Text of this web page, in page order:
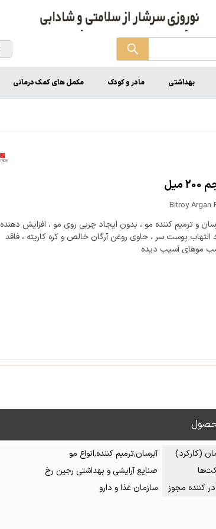
بهداشتی مادر و کودک مکمل های کمک درمانی
Bitroy Argan
و ترمیم کننده مو ، بدون ایجاد چربی روی مو ، افزایش دهنده
پوست سر ، حاوی روغن آرگان خالص و کره کاریته ، فاقد
موهای آسیب دیده
(کارکرد)
آبرسان,ترمیم کننده,انواع مو
صنایع آرایشی و بهداشتی رجین رخ
کننده مجوز
سازمان غذا و دارو